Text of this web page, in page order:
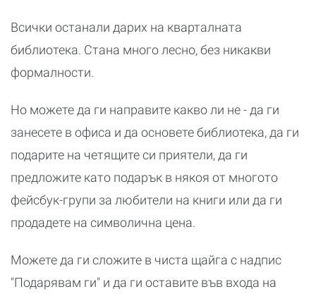
Всички останали дарих на кварталната
библиотека. Стана много лесно, без никакви
формалности.
Но можете да ги направите какво ли не - да ги
занесете в офиса и да основете библиотека, да ги
подарите на четящите си приятели, да ги
предложите като подарък в някоя от многото
фейсбук-групи за любители на книги или да ги
продадете на символична цена.
Можете да ги сложите в чиста щайга с надпис
"Подарявам ги" и да ги оставите във входа на